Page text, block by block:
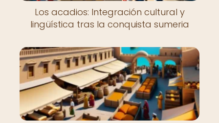
Los acadios: Integración cultural y
lingüística tras la conquista sumeria